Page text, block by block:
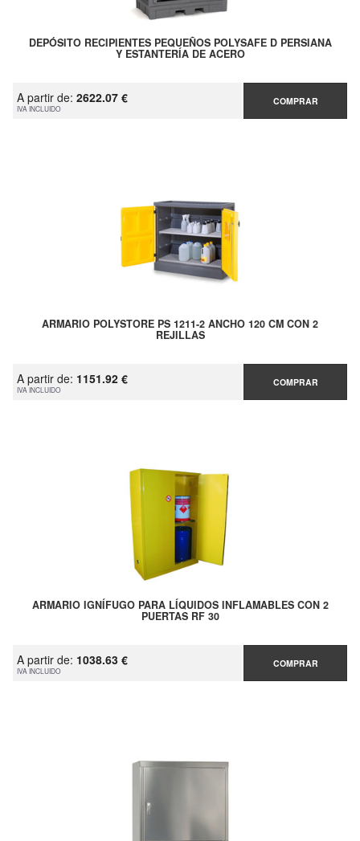
DEPÓSITO RECIPIENTES PEQUEÑOS POLYSAFE D PERSIANA
Y ESTANTERÍA DE ACERO
A partir de: 2622.07 €
IVA INCLUIDO
COMPRAR
ARMARIO POLYSTORE PS 1211-2 ANCHO 120 CM CON 2
REJILLAS
A partir de: 1151.92 €
IVA INCLUIDO
COMPRAR
ARMARIO IGNÍFUGO PARA LÍQUIDOS INFLAMABLES CON 2
PUERTAS RF 30
A partir de: 1038.63 €
IVA INCLUIDO
COMPRAR